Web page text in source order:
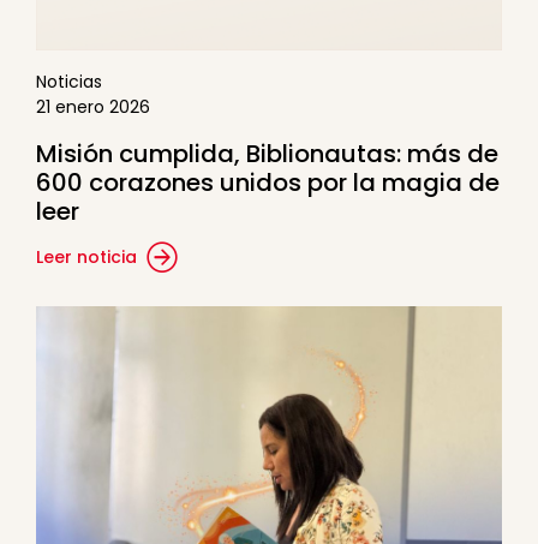
Noticias
21 enero 2026
Misión cumplida, Biblionautas: más de
600 corazones unidos por la magia de
leer
Leer noticia